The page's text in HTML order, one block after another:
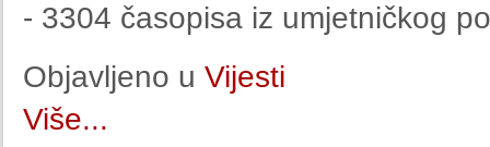
- 3304 časopisa iz umjetničkog
Objavljeno u Vijesti
Više...